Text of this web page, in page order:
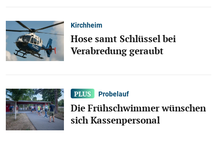
Kirchheim
Hose samt Schlüssel bei
Verabredung geraubt
Probelauf
Die Frühschwimmer wünschen
sich Kassenpersonal